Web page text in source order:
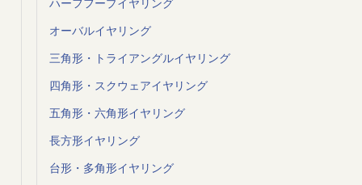
オーバルイヤリング
三角形・トライアングルイヤリング
四角形・スクウェアイヤリング
五角形・六角形イヤリング
長方形イヤリング
台形・多角形イヤリング